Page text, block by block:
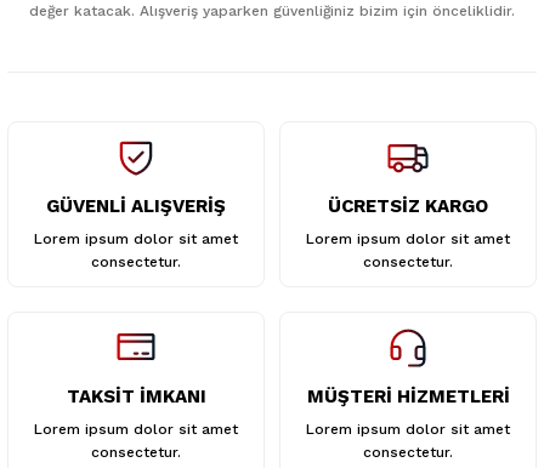
Ürün fiyatı diğer sitelerden daha pahalı.
değer katacak. Alışveriş yaparken güvenliğiniz bizim için önceliklidir.
GÜVENLİ ALIŞVERİŞ
Lorem ipsum dolor sit amet
consectetur.
ÜCRETSİZ KARGO
Lorem ipsum dolor sit amet
consectetur.
TAKSİT İMKANI
Lorem ipsum dolor sit amet
consectetur.
MÜŞTERİ HİZMETLERİ
Lorem ipsum dolor sit amet
consectetur.